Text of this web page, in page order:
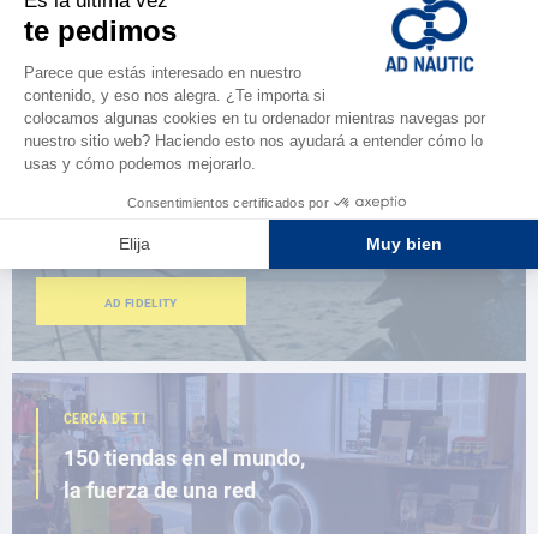
NAVEGAR POR EL CATÁLOGO
ESPACIO FIDELIDAD
¿Eres apasionado?
Benefíciate de ventajas exclusivas
AD FIDELITY
CERCA DE TI
150 tiendas en el mundo,
la fuerza de una red